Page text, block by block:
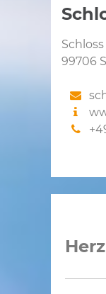
Schloss
99706